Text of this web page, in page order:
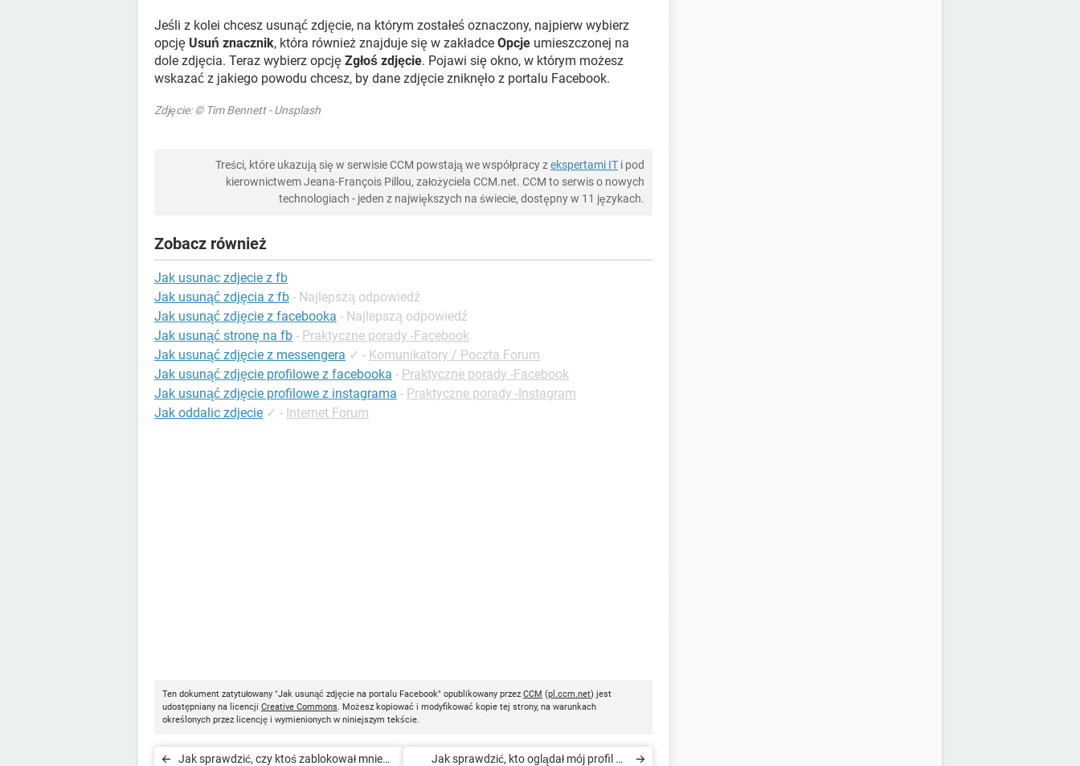
Jeśli z kolei chcesz usunąć zdjęcie, na którym zostałeś oznaczony, najpierw wybierz
opcję Usuń znacznik, która również znajduje się w zakładce Opcje umieszczonej na
dole zdjęcia. Teraz wybierz opcję Zgłoś zdjęcie. Pojawi się okno, w którym możesz
wskazać z jakiego powodu chcesz, by dane zdjęcie zniknęło z portalu Facebook.
Zdjęcie: © Tim Bennett - Unsplash
Treści, które ukazują się w serwisie CCM powstają we współpracy zekspertami IT i pod
kierownictwem Jeana-François Pillou, założyciela CCM.net. CCM to serwis o nowych
technologiach - jeden z największych na świecie, dostępny w 11 językach.
Zobacz również
Jak usunac zdjecie z fb
Jak usunąć zdjęcia z fb - Najlepszą odpowiedź
Jak usunąć zdjęcie z facebooka - Najlepszą odpowiedź
Jak usunąć stronę na fb - Praktyczne porady -Facebook
Jak usunąć zdjęcie z messengera ✓ - Komunikatory / Poczta Forum
Jak usunąć zdjęcie profilowe z facebooka - Praktyczne porady -Facebook
Jak usunąć zdjęcie profilowe z instagrama - Praktyczne porady -Instagram
Jak oddalic zdjecie ✓ - Internet Forum
Ten dokument zatytułowany "Jak usunąć zdjęcie na portalu Facebook" opublikowany przez CCM (pl.ccm.net) jest
udostępniany na licencji Creative Commons. Możesz kopiować i modyfikować kopie tej strony, na warunkach
określonych przez licencję i wymienionych w niniejszym tekście.
Jak sprawdzić, czy ktoś zablokował mnie
Jak sprawdzić, kto oglądał mój profil na